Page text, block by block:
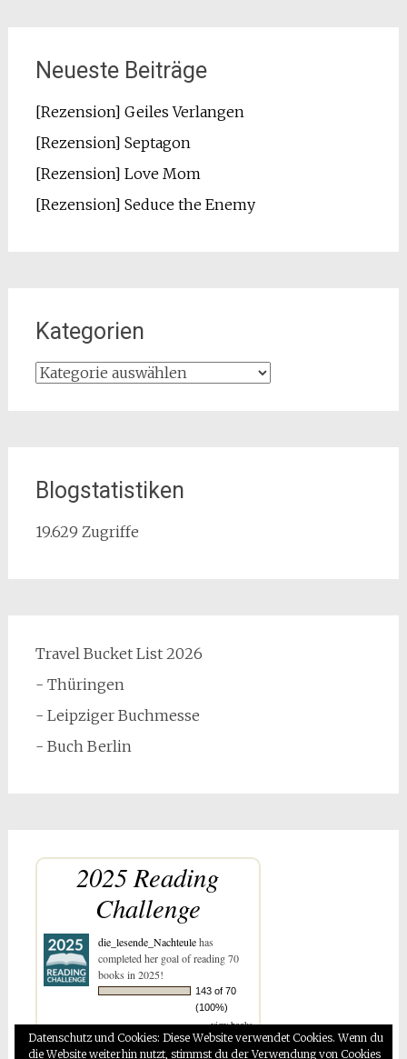
Neueste Beiträge
[Rezension] Geiles Verlangen
[Rezension] Septagon
[Rezension] Love Mom
[Rezension] Seduce the Enemy
Kategorien
Kategorien
Blogstatistiken
19.629 Zugriffe
Travel Bucket List 2026
- Thüringen
- Leipziger Buchmesse
- Buch Berlin
2025 Reading
Challenge
die_lesende_Nachteulehas
completed her goal of reading 70
books in 2025!
143 of 70
(100%)
view books
Datenschutz und Cookies: Diese Website verwendet Cookies. Wenn du
die Website weiterhin nutzt, stimmst du der Verwendung von Cookies